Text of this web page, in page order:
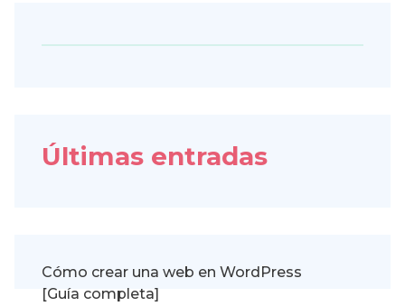
Últimas entradas
Cómo crear una web en WordPress
[Guía completa]